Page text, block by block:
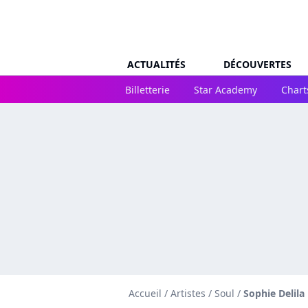
ACTUALITÉS
DÉCOUVERTES
Billetterie
Star Academy
Accueil / Artistes / Soul / Sophie Delila